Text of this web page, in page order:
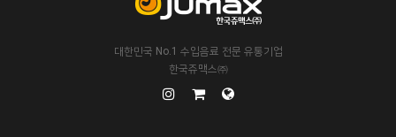
대한민국 No.1 수입음료 전문 유통기업
한국쥬맥스㈜